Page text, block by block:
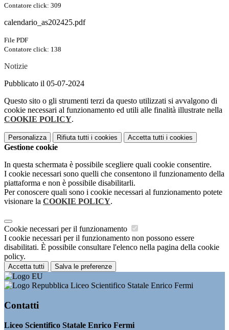
Contatore click: 309
calendario_as202425.pdf
File PDF
Contatore click: 138
Notizie
Pubblicato il 05-07-2024
Questo sito o gli strumenti terzi da questo utilizzati si avvalgono di
cookie necessari al funzionamento ed utili alle finalità illustrate nella
COOKIE POLICY.
Personalizza Rifiuta tutti i cookies Accetta tutti i cookies
Gestione cookie
In questa schermata è possibile scegliere quali cookie consentire.
I cookie necessari sono quelli che consentono il funzionamento della
piattaforma e non è possibile disabilitarli.
Per conoscere quali sono i cookie necessari al funzionamento potete
visionare la COOKIE POLICY.
Cookie necessari per il funzionamento
I cookie necessari per il funzionamento non possono essere
disabilitati. È possibile consultare l'elenco nella pagina della cookie
policy.
Accetta tutti Salva le preferenze
Liceo Scientifico Statale Enrico Fermi
Contatti
Liceo Scientifico Statale Enrico Fermi